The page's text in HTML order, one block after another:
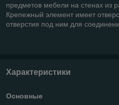
предметов мебели на стенах из
Крепежный элемент имеет
отверстия под ним для
Характеристики
Основные